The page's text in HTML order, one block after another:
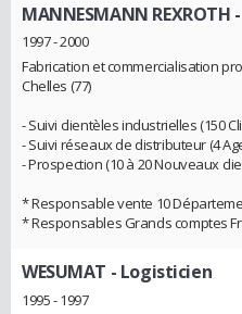
MANNESMANN REXROTH
1997 - 2000
Fabrication et commercialisation
Chelles (77)
- Suivi clientèles industrielles (150
- Suivi réseaux de distributeur (4
- Prospection (10 à 20 Nouveaux
* Responsable vente 10
* Responsables Grands comptes
WESUMAT - Logisticien
1995 - 1997